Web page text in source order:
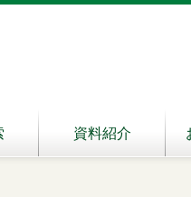
資料紹介